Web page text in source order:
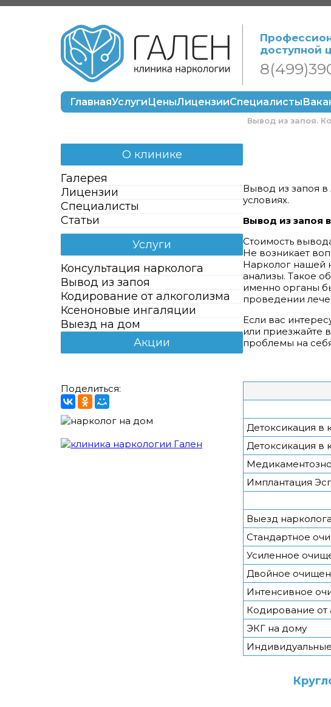
доступной
ГлавнаяУслугиЦеныЛицензииСпециалисты
Вывод из запоя.
О клинике
Галерея
Лицензии
Специалисты
Статьи
Услуги
Консультация нарколога
Вывод из запоя
Кодирование от алкоголизма
Ксеноновые ингаляции
Выезд на дом
Акции
Поделиться:
Вывод из запоя
условиях.
Вывод из запоя
Стоимость
Не возникает
Нарколог нашей
анализы. Такое
именно органы
проведении
Если вас
или приезжайте
проблемы на
Детоксикация в
Детоксикация в
Имплантация
Выезд
Стандартное
Усиленное
Двойное
Интенсивное
Кодирование от
ЭКГ на дому